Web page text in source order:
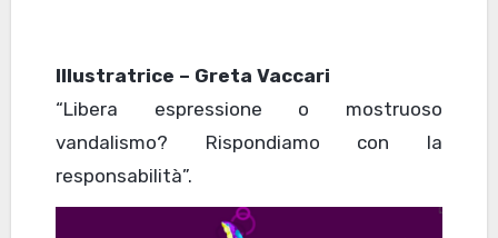
Illustratrice – Greta Vaccari
“Libera espressione o mostruoso
vandalismo? Rispondiamo con la
responsabilità”.